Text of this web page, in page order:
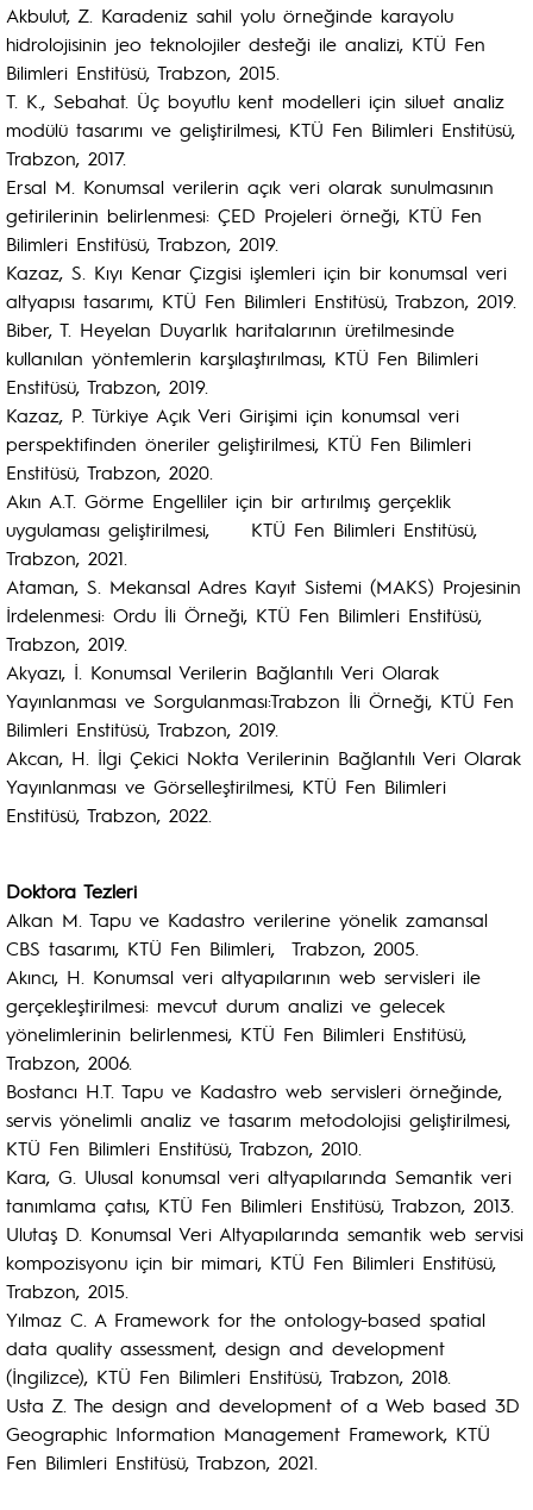
Akbulut, Z. Karadeniz sahil yolu örneğinde karayolu
hidrolojisinin jeo teknolojiler desteği ile analizi, KTÜ Fen
Bilimleri Enstitüsü, Trabzon, 2015.
T. K., Sebahat. Üç boyutlu kent modelleri için siluet analiz
modülü tasarımı ve geliştirilmesi, KTÜ Fen Bilimleri Enstitüsü,
Trabzon, 2017.
Ersal M. Konumsal verilerin açık veri olarak sunulmasının
getirilerinin belirlenmesi: ÇED Projeleri örneği, KTÜ Fen
Bilimleri Enstitüsü, Trabzon, 2019.
Kazaz, S. Kıyı Kenar Çizgisi işlemleri için bir konumsal veri
altyapısı tasarımı, KTÜ Fen Bilimleri Enstitüsü, Trabzon, 2019.
Biber, T. Heyelan Duyarlık haritalarının üretilmesinde
kullanılan yöntemlerin karşılaştırılması, KTÜ Fen Bilimleri
Enstitüsü, Trabzon, 2019.
Kazaz, P. Türkiye Açık Veri Girişimi için konumsal veri
perspektifinden öneriler geliştirilmesi, KTÜ Fen Bilimleri
Enstitüsü, Trabzon, 2020.
Akın A.T. Görme Engelliler için bir artırılmış gerçeklik
uygulaması geliştirilmesi, KTÜ Fen Bilimleri Enstitüsü,
Trabzon, 2021.
Ataman, S. Mekansal Adres Kayıt Sistemi (MAKS) Projesinin
İrdelenmesi: Ordu İli Örneği, KTÜ Fen Bilimleri Enstitüsü,
Trabzon, 2019.
Akyazı, İ. Konumsal Verilerin Bağlantılı Veri Olarak
Yayınlanması ve Sorgulanması:Trabzon İli Örneği, KTÜ Fen
Bilimleri Enstitüsü, Trabzon, 2019.
Akcan, H. İlgi Çekici Nokta Verilerinin Bağlantılı Veri Olarak
Yayınlanması ve Görselleştirilmesi, KTÜ Fen Bilimleri
Enstitüsü, Trabzon, 2022.
Doktora Tezleri
Alkan M. Tapu ve Kadastro verilerine yönelik zamansal
CBS tasarımı, KTÜ Fen Bilimleri, Trabzon, 2005.
Akıncı, H. Konumsal veri altyapılarının web servisleri ile
gerçekleştirilmesi: mevcut durum analizi ve gelecek
yönelimlerinin belirlenmesi, KTÜ Fen Bilimleri Enstitüsü,
Trabzon, 2006.
Bostancı H.T. Tapu ve Kadastro web servisleri örneğinde,
servis yönelimli analiz ve tasarım metodolojisi geliştirilmesi,
KTÜ Fen Bilimleri Enstitüsü, Trabzon, 2010.
Kara, G. Ulusal konumsal veri altyapılarında Semantik veri
tanımlama çatısı, KTÜ Fen Bilimleri Enstitüsü, Trabzon, 2013.
Ulutaş D. Konumsal Veri Altyapılarında semantik web servisi
kompozisyonu için bir mimari, KTÜ Fen Bilimleri Enstitüsü,
Trabzon, 2015.
Yılmaz C. A Framework for the ontology-based spatial
data quality assessment, design and development
(İngilizce), KTÜ Fen Bilimleri Enstitüsü, Trabzon, 2018.
Usta Z. The design and development of a Web based 3D
Geographic Information Management Framework, KTÜ
Fen Bilimleri Enstitüsü, Trabzon, 2021.